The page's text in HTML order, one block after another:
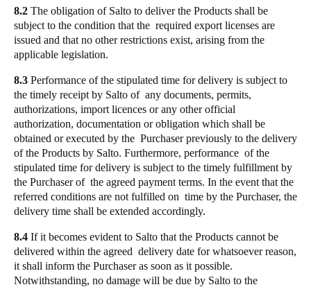
8.2 The obligation of Salto to deliver the Products shall be
subject to the condition that the required export licenses are
issued and that no other restrictions exist, arising from the
applicable legislation.
8.3 Performance of the stipulated time for delivery is subject to
the timely receipt by Salto of any documents, permits,
authorizations, import licences or any other official
authorization, documentation or obligation which shall be
obtained or executed by the Purchaser previously to the delivery
of the Products by Salto. Furthermore, performance of the
stipulated time for delivery is subject to the timely fulfillment by
the Purchaser of the agreed payment terms. In the event that the
referred conditions are not fulfilled on time by the Purchaser, the
delivery time shall be extended accordingly.
8.4 If it becomes evident to Salto that the Products cannot be
delivered within the agreed delivery date for whatsoever reason,
it shall inform the Purchaser as soon as it possible.
Notwithstanding, no damage will be due by Salto to the